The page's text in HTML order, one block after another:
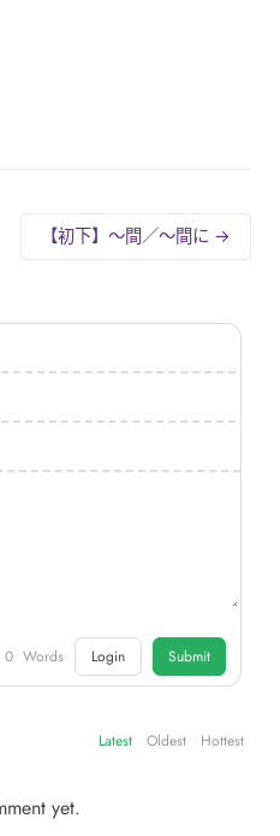
【初下】～間／～間に →
0 Words Login Submit
Latest Oldest Hottest
yet.